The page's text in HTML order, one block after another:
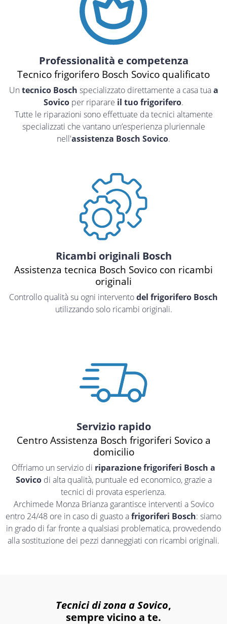
Professionalità e competenza
Tecnico frigorifero Bosch Sovico qualificato
Un tecnico Bosch specializzato direttamente a casa tuaa
Sovico per riparare il tuo frigorifero.
Tutte le riparazioni sono effettuate da tecnici altamente
specializzati che vantano un’esperienza pluriennale
nell'assistenza Bosch Sovico.
Ricambi originali Bosch
Assistenza tecnica Bosch Sovico con ricambi
originali
Controllo qualità su ogni interventodel frigorifero Bosch
utilizzando solo ricambi originali.
Servizio rapido
Centro Assistenza Bosch frigoriferi Sovico a
domicilio
Offriamo un servizio di riparazione frigoriferi Bosch a
Sovicodi alta qualità, puntuale ed economico, grazie a
tecnici di provata esperienza.
Archimede Monza Brianza garantisce interventi a Sovico
entro 24/48 ore in caso di guasto afrigoriferi Bosch: siamo
in grado di far fronte a qualsiasi problematica, provvedendo
alla sostituzione dei pezzi danneggiati con ricambi originali.
Tecnici di zona a Sovico,
sempre vicino a te.